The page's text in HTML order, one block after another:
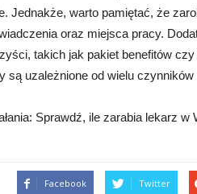
Jednakże, warto pamiętać, że
oraz miejsca pracy.
takich jak pakiet benefitów
są uzależnione od wielu
Sprawdź, ile zarabia lekarz
Facebook Twitter